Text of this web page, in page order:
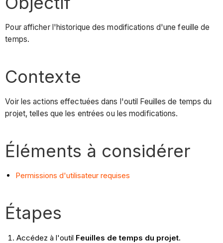
Pour afficher l'historique des modifications d'une feuille de
temps.
Contexte
Voir les actions effectuées dans l'outil Feuilles de temps du
projet, telles que les entrées ou les modifications.
Éléments à considérer
Permissions d'utilisateur requises
Étapes
Accédez à l'outil Feuilles de temps du projet.